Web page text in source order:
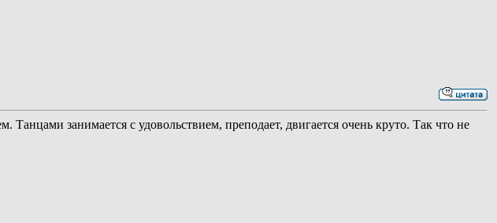
занимается с удовольствием, преподает, двигается очень круто. Так что не